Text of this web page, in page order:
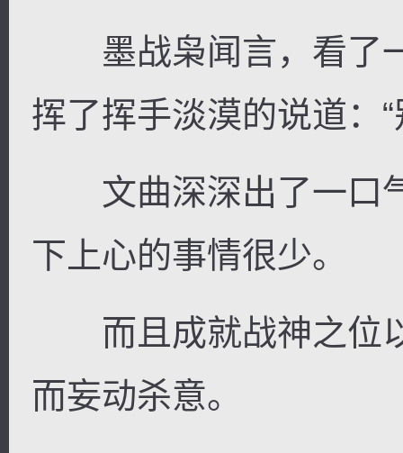
墨战枭闻言，看了
挥了挥手淡漠的说道：
文曲深深出了一口
下上心的事情很少。
而且成就战神之位
而妄动杀意。